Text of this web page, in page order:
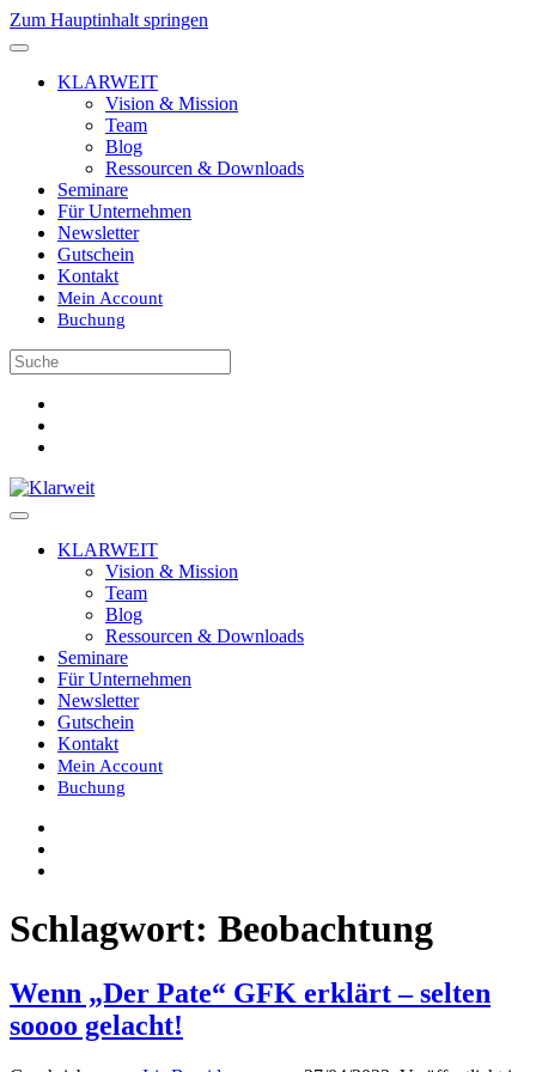
Zum Hauptinhalt springen
KLARWEIT
Vision & Mission
Team
Blog
Ressourcen & Downloads
Seminare
Für Unternehmen
Newsletter
Gutschein
Kontakt
Mein Account
Buchung
KLARWEIT
Vision & Mission
Team
Blog
Ressourcen & Downloads
Seminare
Für Unternehmen
Newsletter
Gutschein
Kontakt
Mein Account
Buchung
Schlagwort: Beobachtung
Wenn „Der Pate“ GFK erklärt – selten
soooo gelacht!